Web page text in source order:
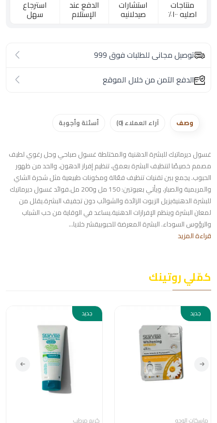
منتاجات
اصليه ١٠٠٪؜
استشارات
صيدلانيه
الدفع عند
الإستلام
استرجاع
سهل
توصيل مجانى للطلبات فوق 999
الدفع الآمن من خلال الموقع
وصف آراء العملاء (0) أسئلة وأجوبة
غسول ديرماتيك للبشرة الدهنية والمختلطة غسول صباحي وجل رغوي لطيف
مصمم خصيصًا لتنظيف البشرة بعمق، تنظيم إفراز الدهون، والحد من ظهور
الحبوب. يجمع بين تقنيات تنظيف فعّالة ومكونات طبيعية مثل شجرة الشاي
والمريمية والصبار، ويأتي بعبوتين: 150 مل و200 مل.فوائد غسول ديرماتيك
للبشرة الدهنيةيزيل الزيوت الزائدة والشوائب دون تجفيف البشرة.يقلل من
لمعان البشرة وينظم الإفرازات الدهنية.يساعد في الوقاية من حب الشباب
والرؤوس السوداء. البشرة المعرضة للحبوبيقشر خلايا...
قراءة المزيد
كمّلي روتينك
جديد
ماسكات الوجه
جديد
كريم مرطب